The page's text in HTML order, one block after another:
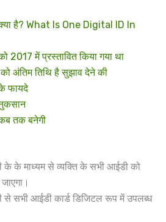
है? What Is One Digital ID In
में प्रस्तावित किया गया था
अंतिम तिथि है सुझाव देने की
फायदे
तक बनेगी
के माध्यम से व्यक्ति के सभी आईडी को
सभी आईडी कार्ड डिजिटल रूप में उपलब्ध